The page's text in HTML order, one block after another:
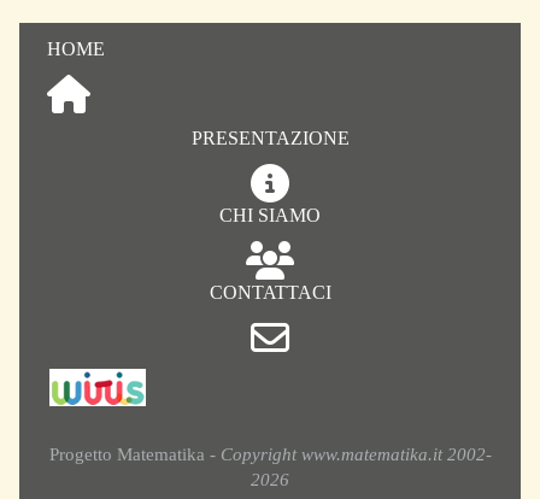
HOME
PRESENTAZIONE
CHI SIAMO
CONTATTACI
Progetto Matematika - Copyright www.matematika.it 2002-
2026